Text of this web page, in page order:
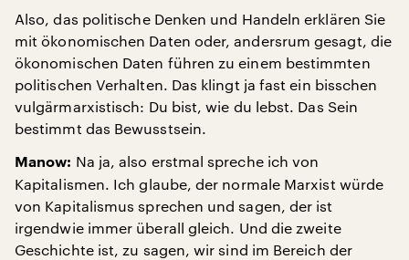
Also, das politische Denken und Handeln erklären Sie
mit ökonomischen Daten oder, andersrum gesagt, die
ökonomischen Daten führen zu einem bestimmten
politischen Verhalten. Das klingt ja fast ein bisschen
vulgärmarxistisch: Du bist, wie du lebst. Das Sein
bestimmt das Bewusstsein.
Manow: Na ja, also erstmal spreche ich von
Kapitalismen. Ich glaube, der normale Marxist würde
von Kapitalismus sprechen und sagen, der ist
irgendwie immer überall gleich. Und die zweite
Geschichte ist, zu sagen, wir sind im Bereich der